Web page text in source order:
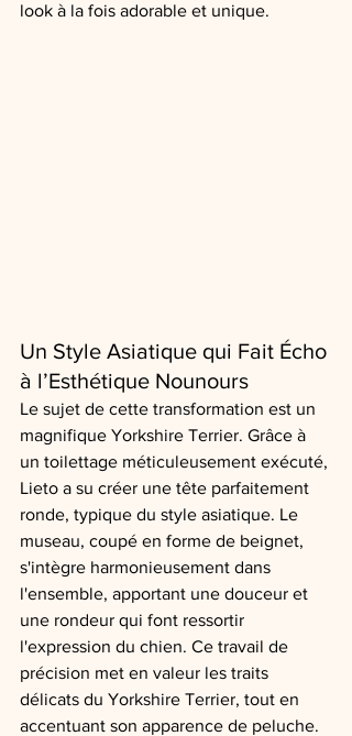
look à la fois adorable et unique.
Un Style Asiatique qui Fait Écho
à l’Esthétique Nounours
Le sujet de cette transformation est un
magnifique Yorkshire Terrier. Grâce à
un toilettage méticuleusement exécuté,
Lieto a su créer une tête parfaitement
ronde, typique du style asiatique. Le
museau, coupé en forme de beignet,
s'intègre harmonieusement dans
l'ensemble, apportant une douceur et
une rondeur qui font ressortir
l'expression du chien. Ce travail de
précision met en valeur les traits
délicats du Yorkshire Terrier, tout en
accentuant son apparence de peluche.